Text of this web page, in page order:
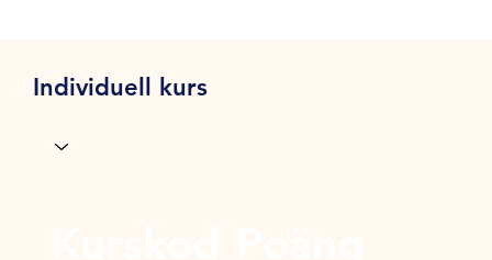
Individuell kurs